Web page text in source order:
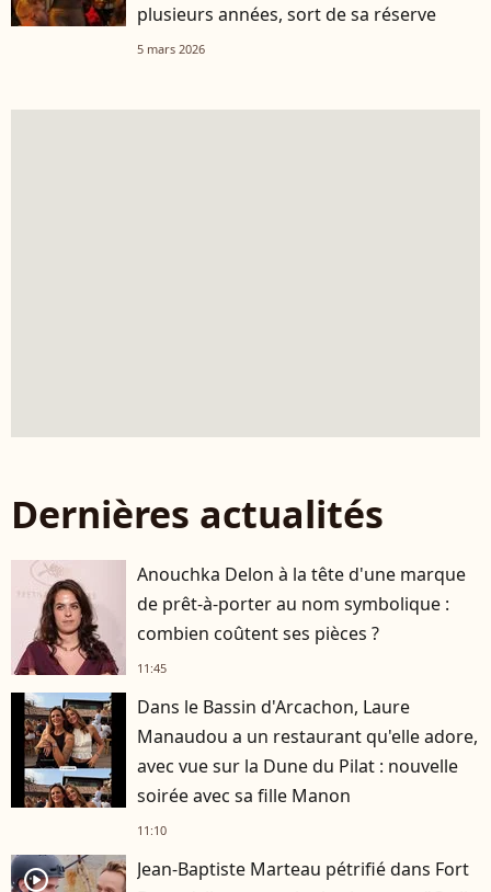
plusieurs années, sort de sa réserve
5 mars 2026
Dernières actualités
Anouchka Delon à la tête d'une marque
de prêt-à-porter au nom symbolique :
combien coûtent ses pièces ?
11:45
Dans le Bassin d'Arcachon, Laure
Manaudou a un restaurant qu'elle adore,
avec vue sur la Dune du Pilat : nouvelle
soirée avec sa fille Manon
11:10
player2
Jean-Baptiste Marteau pétrifié dans Fort